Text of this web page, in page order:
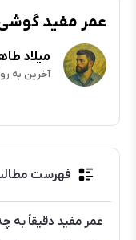
عمر مفید
میلاد
آخرین به روزرسانی:
فهرست
عمر مفید دقیقاً به